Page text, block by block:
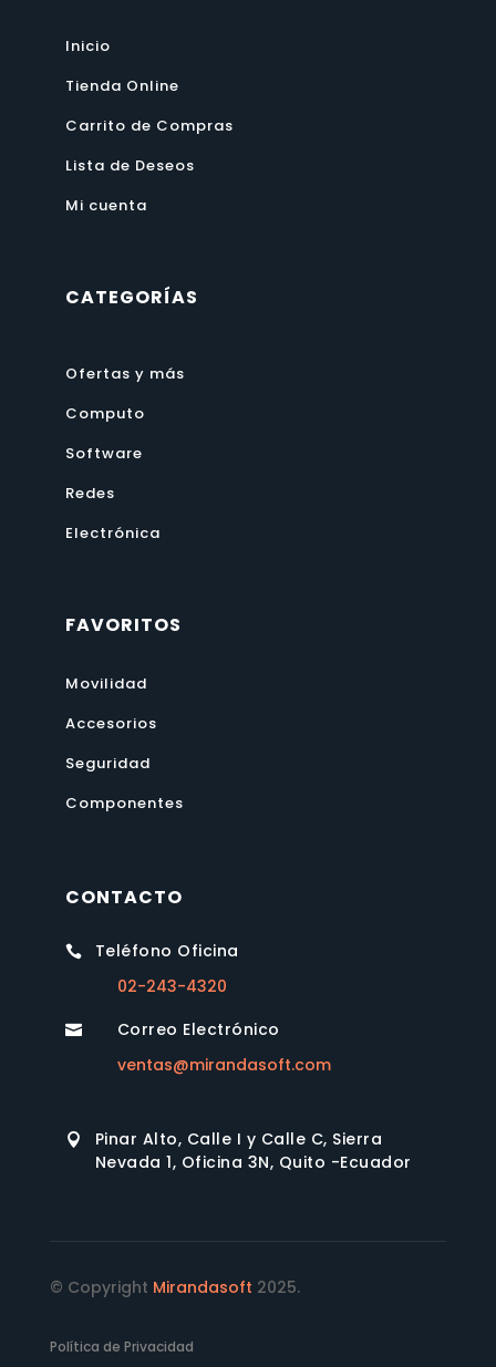
Inicio
Tienda Online
Carrito de Compras
Lista de Deseos
Mi cuenta
CATEGORÍAS
Ofertas y más
Computo
Software
Redes
Electrónica
FAVORITOS
Movilidad
Accesorios
Seguridad
Componentes
CONTACTO

Teléfono Oficina
02-243-4320

Correo Electrónico
ventas@mirandasoft.com

Pinar Alto, Calle I y Calle C, Sierra
Nevada 1, Oficina 3N, Quito -Ecuador
© Copyright Mirandasoft 2025.
Política de Privacidad